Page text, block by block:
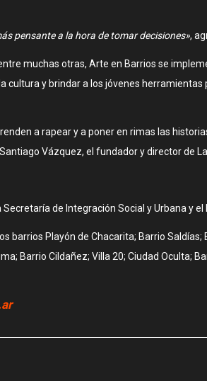
pensante a la hora de tomar decisiones»,
muchas otras, Arte en Barrios se
cultura y brindar a los jóvenes
a rapear y a poner en rimas las
Vázquez, el fundador y director de
Secretaría de Integración Social y Urbana y
barrios Playón de Chacarita; Barrio
Barrio Cildañez; Villa 20; Ciudad Oculta;